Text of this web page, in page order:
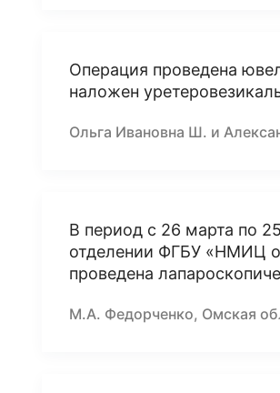
Операция проведена
наложен
Ольга Ивановна Ш. и
В период с 26 марта по
отделении ФГБУ «НМИЦ
проведена
М.А. Федорченко, Омская